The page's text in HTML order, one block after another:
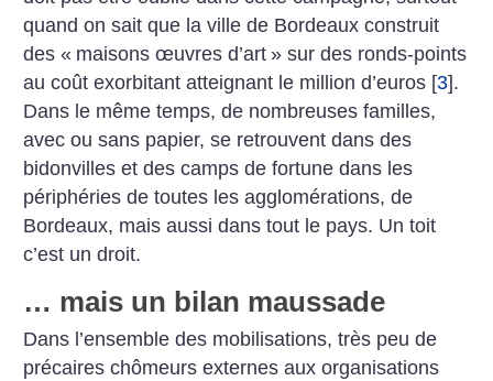
quand on sait que la ville de Bordeaux construit
des « maisons œuvres d’art » sur des ronds-points
au coût exorbitant atteignant le million d’euros [3].
Dans le même temps, de nombreuses familles,
avec ou sans papier, se retrouvent dans des
bidonvilles et des camps de fortune dans les
périphéries de toutes les agglomérations, de
Bordeaux, mais aussi dans tout le pays. Un toit
c’est un droit.
… mais un bilan maussade
Dans l’ensemble des mobilisations, très peu de
précaires chômeurs externes aux organisations